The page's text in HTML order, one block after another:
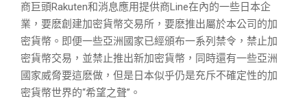
商巨頭Rakuten和消息應用提供商Line在內的一些日本企
業，要麽創建加密貨幣交易所，要麽推出屬於本公司的加
密貨幣。即便一些亞洲國家已經頒布一系列禁令，禁止加
密貨幣交易，並禁止推出新加密貨幣，同時還有一些亞洲
國家威脅要這麽做，但是日本似乎仍是充斥不確定性的加
密貨幣世界的“希望之聲”。